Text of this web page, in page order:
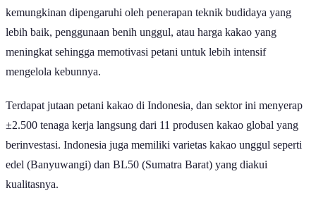
kemungkinan dipengaruhi oleh penerapan teknik budidaya yang
lebih baik, penggunaan benih unggul, atau harga kakao yang
meningkat sehingga memotivasi petani untuk lebih intensif
mengelola kebunnya.
Terdapat jutaan petani kakao di Indonesia, dan sektor ini menyerap
±2.500 tenaga kerja langsung dari 11 produsen kakao global yang
berinvestasi. Indonesia juga memiliki varietas kakao unggul seperti
edel (Banyuwangi) dan BL50 (Sumatra Barat) yang diakui
kualitasnya.